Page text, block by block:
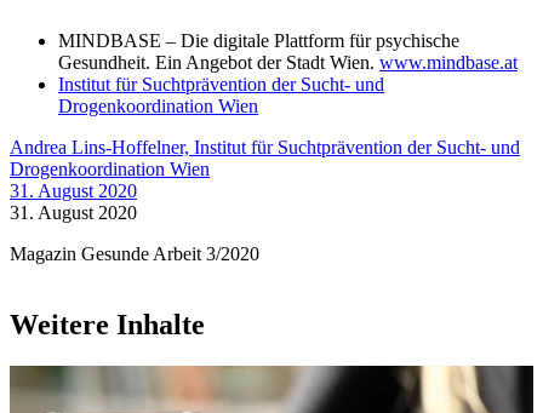
MINDBASE – Die digitale Plattform für psychische
Gesundheit. Ein Angebot der Stadt Wien. www.mindbase.at
Institut für Suchtprävention der Sucht- und
Drogenkoordination Wien
Andrea Lins-Hoffelner, Institut für Suchtprävention der Sucht- und
Drogenkoordination Wien
31. August 2020
31. August 2020
Magazin Gesunde Arbeit 3/2020
Weitere Inhalte